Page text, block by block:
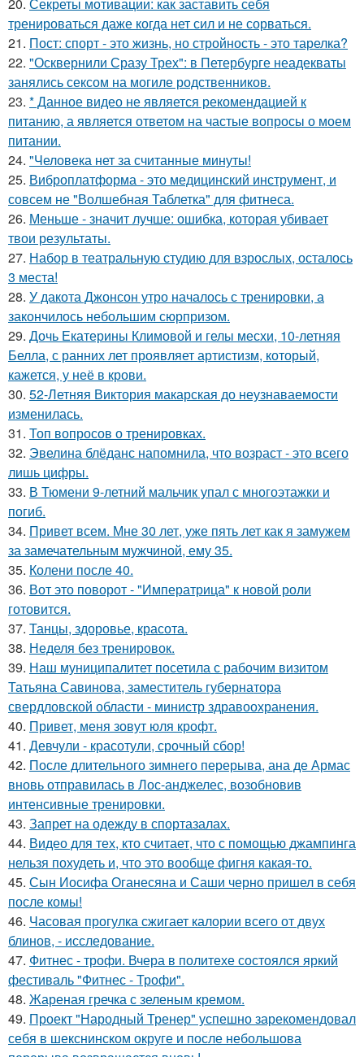
тренироваться даже когда нет сил и не сорваться.
21. Пост: спорт - это жизнь, но стройность - это тарелка?
22. "Осквернили Сразу Трех": в Петербурге неадекваты
занялись сексом на могиле родственников.
23. * Данное видео не является рекомендацией к
питанию, а является ответом на частые вопросы о моем
питании.
24. "Человека нет за считанные минуты!
25. Виброплатформа - это медицинский инструмент, и
совсем не "Волшебная Таблетка" для фитнеса.
26. Меньше - значит лучше: ошибка, которая убивает
твои результаты.
27. Набор в театральную студию для взрослых, осталось
3 места!
28. У дакота Джонсон утро началось с тренировки, а
закончилось небольшим сюрпризом.
29. Дочь Екатерины Климовой и гелы месхи, 10-летняя
Белла, с ранних лет проявляет артистизм, который,
кажется, у неё в крови.
30. 52-Летняя Виктория макарская до неузнаваемости
изменилась.
31. Топ вопросов о тренировках.
32. Эвелина блёданс напомнила, что возраст - это всего
лишь цифры.
33. В Тюмени 9-летний мальчик упал с многоэтажки и
погиб.
34. Привет всем. Мне 30 лет, уже пять лет как я замужем
за замечательным мужчиной, ему 35.
35. Колени после 40.
36. Вот это поворот - "Императрица" к новой роли
готовится.
37. Танцы, здоровье, красота.
38. Неделя без тренировок.
39. Наш муниципалитет посетила с рабочим визитом
Татьяна Савинова, заместитель губернатора
свердловской области - министр здравоохранения.
40. Привет, меня зовут юля крофт.
41. Девчули - красотули, срочный сбор!
42. После длительного зимнего перерыва, ана де Армас
вновь отправилась в Лос-анджелес, возобновив
интенсивные тренировки.
43. Запрет на одежду в спортазалах.
44. Видео для тех, кто считает, что с помощью джампинга
нельзя похудеть и, что это вообще фигня какая-то.
45. Сын Иосифа Оганесяна и Саши черно пришел в себя
после комы!
46. Часовая прогулка сжигает калории всего от двух
блинов, - исследование.
47. Фитнес - трофи. Вчера в политехе состоялся яркий
фестиваль "Фитнес - Трофи".
48. Жареная гречка с зеленым кремом.
49. Проект "Народный Тренер" успешно зарекомендовал
себя в шекснинском округе и после небольшова